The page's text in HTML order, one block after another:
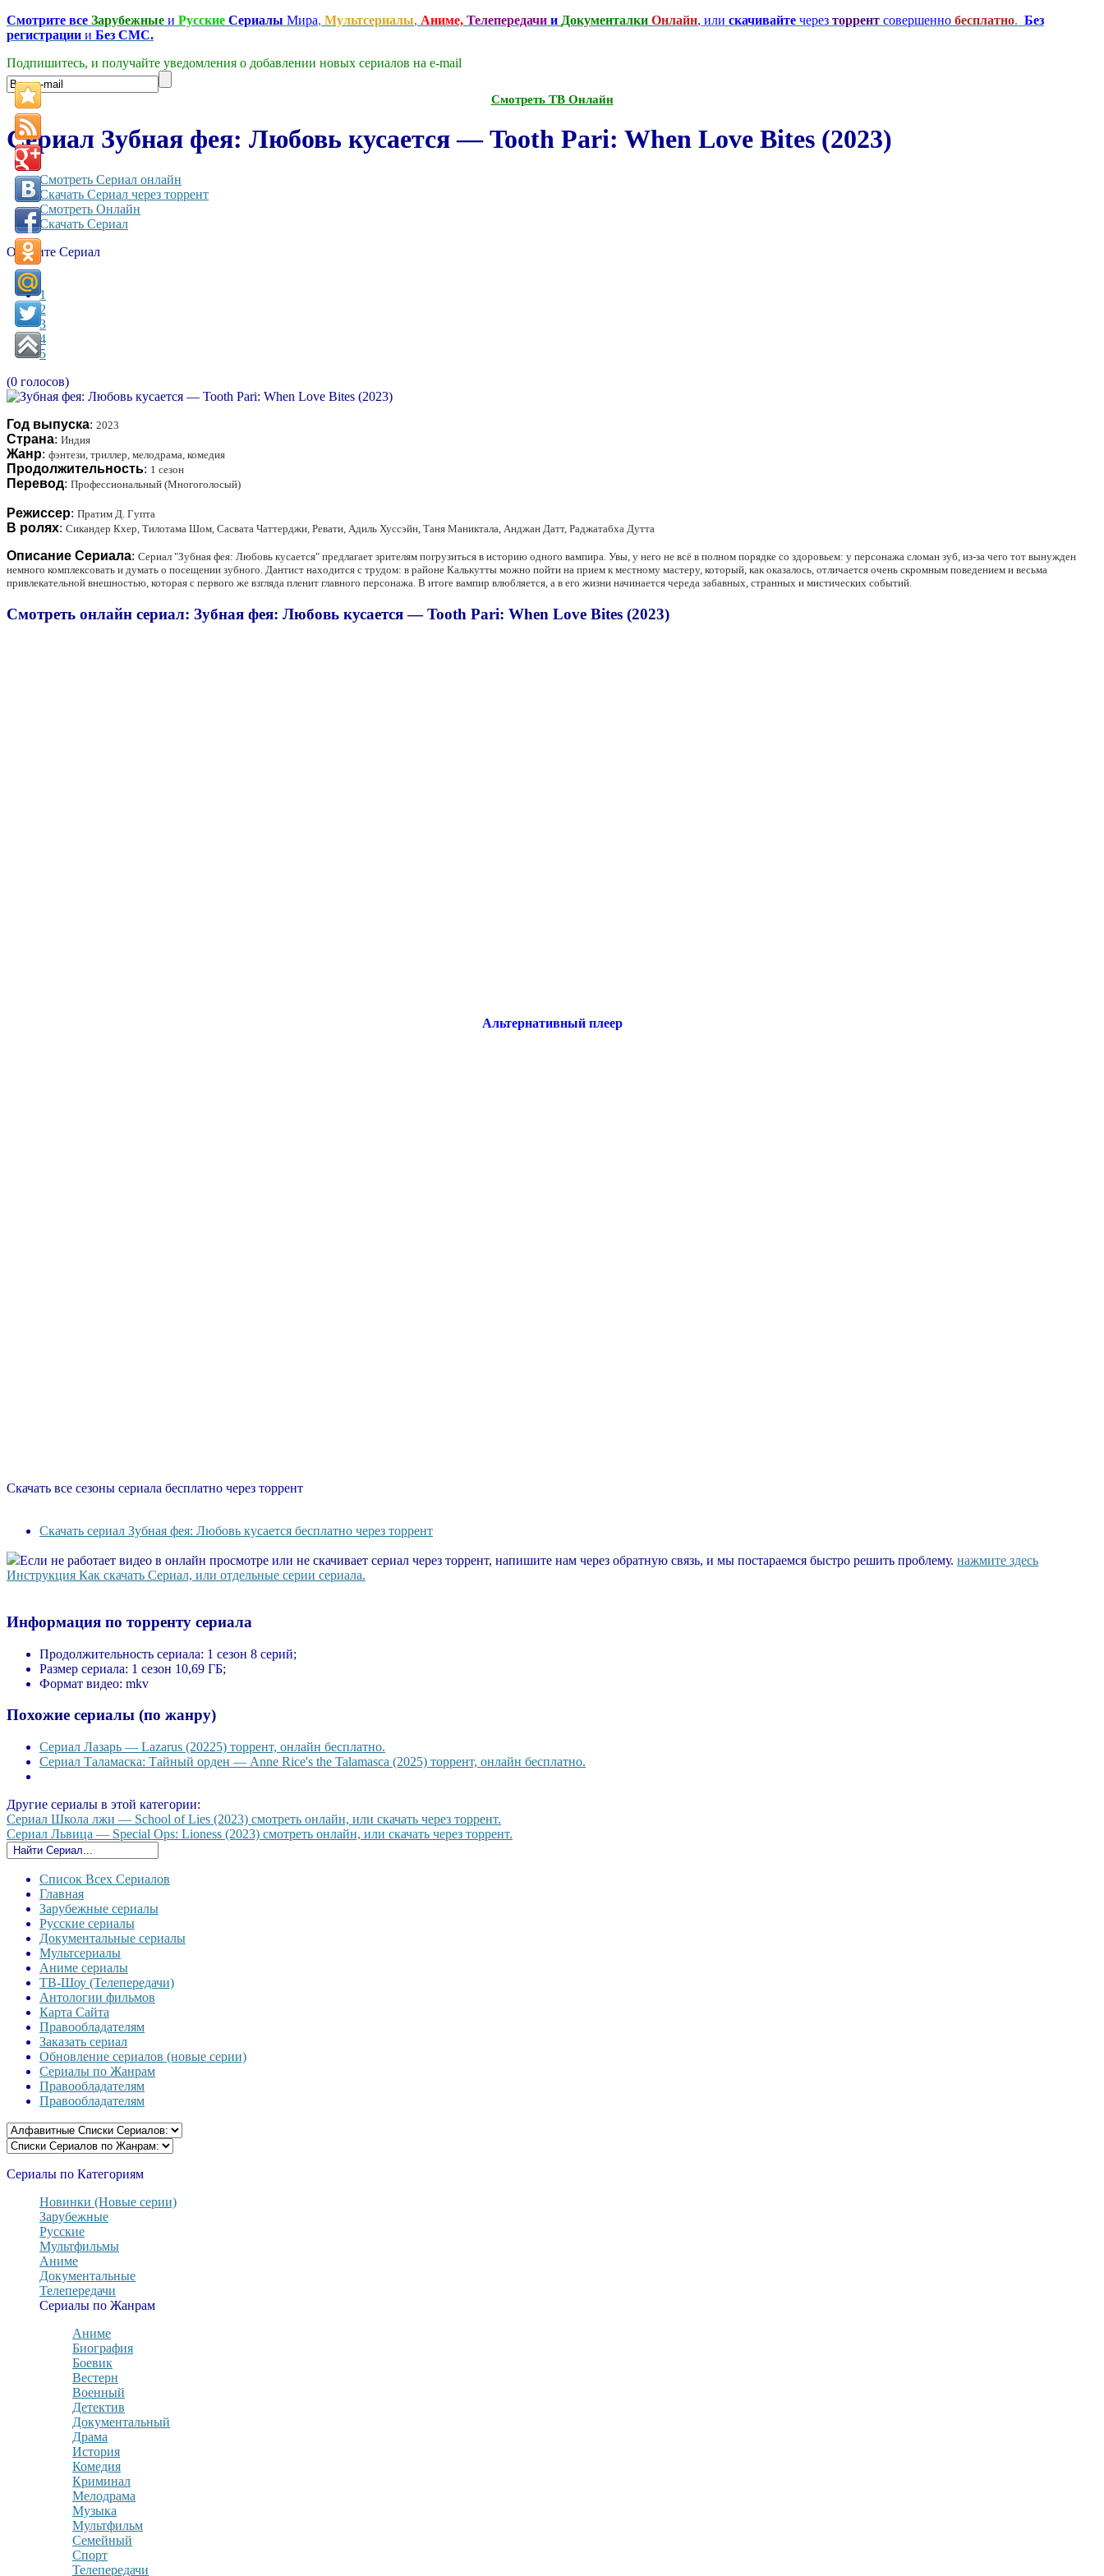
Смотрите все Зарубежные и Русские Сериалы Мира, Мультсериалы, Аниме, Телепередачи и Документалки Онлайн, или скачивайте через торрент совершенно бесплатно. Без
регистрации и Без СМС.
Подпишитесь, и получайте уведомления о добавлении новых сериалов на e-mаil
Смотреть ТВ Онлайн
Сериал Зубная фея: Любовь кусается — Tooth Pari: When Love Bites (2023)
Смотреть Сериал онлайн
Скачать Сериал через торрент
Смотреть Онлайн
Скачать Сериал
Оцените Сериал
1
2
3
4
5
(0 голосов)
Год выпуска: 2023
Страна: Индия
Жанр: фэнтези, триллер, мелодрама, комедия
Продолжительность: 1 сезон
Перевод: Профессиональный (Многоголосый)
Режиссер: Пратим Д. Гупта
В ролях: Сикандер Кхер, Тилотама Шом, Сасвата Чаттерджи, Ревати, Адиль Хуссэйн, Таня Маниктала, Анджан Датт, Раджатабха Дутта
Описание Сериала: Сериал "Зубная фея: Любовь кусается" предлагает зрителям погрузиться в историю одного вампира. Увы, у него не всё в полном порядке со здоровьем: у персонажа сломан зуб, из-за чего тот вынужден
немного комплексовать и думать о посещении зубного. Дантист находится с трудом: в районе Калькутты можно пойти на прием к местному мастеру, который, как оказалось, отличается очень скромным поведением и весьма
привлекательной внешностью, которая с первого же взгляда пленит главного персонажа. В итоге вампир влюбляется, а в его жизни начинается череда забавных, странных и мистических событий.
Смотреть онлайн сериал: Зубная фея: Любовь кусается — Tooth Pari: When Love Bites (2023)
Альтернативный плеер
Скачать все сезоны сериала бесплатно через торрент
Скачать сериал Зубная фея: Любовь кусается бесплатно через торрент
Если не работает видео в онлайн просмотре или не скачивает сериал через торрент, напишите нам через обратную связь, и мы постараемся быстро решить проблему. нажмите здесь
Инструкция Как скачать Сериал, или отдельные серии сериала.
Информация по торренту сериала
Продолжительность сериала: 1 сезон 8 серий;
Размер сериала: 1 сезон 10,69 ГБ;
Формат видео: mkv
Похожие сериалы (по жанру)
Сериал Лазарь — Lazarus (20225) торрент, онлайн бесплатно.
Сериал Таламаска: Тайный орден — Anne Rice's the Talamasca (2025) торрент, онлайн бесплатно.
Другие сериалы в этой категории:
Сериал Школа лжи — School of Lies (2023) смотреть онлайн, или скачать через торрент.
Сериал Львица — Special Ops: Lioness (2023) смотреть онлайн, или скачать через торрент.
Список Всех Сериалов
Главная
Зарубежные сериалы
Русские сериалы
Документальные сериалы
Мультсериалы
Аниме сериалы
ТВ-Шоу (Телепередачи)
Антологии фильмов
Карта Сайта
Правообладателям
Заказать сериал
Обновление сериалов (новые серии)
Сериалы по Жанрам
Правообладателям
Правообладателям
Сериалы по Категориям
Новинки (Новые серии)
Зарубежные
Русские
Мультфильмы
Аниме
Документальные
Телепередачи
Сериалы по Жанрам
Аниме
Биография
Боевик
Вестерн
Военный
Детектив
Документальный
Драма
История
Комедия
Криминал
Мелодрама
Музыка
Мультфильм
Семейный
Спорт
Телепередачи